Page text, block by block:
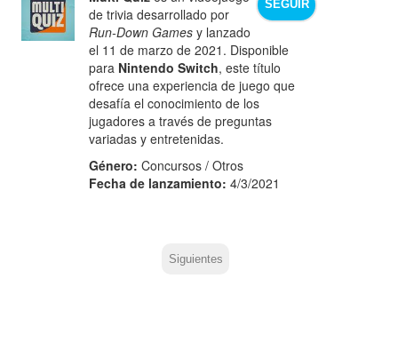
SEGUIR
de trivia desarrollado por
Run-Down Games y lanzado
el 11 de marzo de 2021. Disponible
para Nintendo Switch, este título
ofrece una experiencia de juego que
desafía el conocimiento de los
jugadores a través de preguntas
variadas y entretenidas.
Género: Concursos / Otros
Fecha de lanzamiento: 4/3/2021
Siguientes